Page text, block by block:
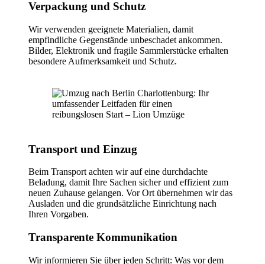
Verpackung und Schutz
Wir verwenden geeignete Materialien, damit
empfindliche Gegenstände unbeschadet ankommen.
Bilder, Elektronik und fragile Sammlerstücke erhalten
besondere Aufmerksamkeit und Schutz.
Transport und Einzug
Beim Transport achten wir auf eine durchdachte
Beladung, damit Ihre Sachen sicher und effizient zum
neuen Zuhause gelangen. Vor Ort übernehmen wir das
Ausladen und die grundsätzliche Einrichtung nach
Ihren Vorgaben.
Transparente Kommunikation
Wir informieren Sie über jeden Schritt: Was vor dem